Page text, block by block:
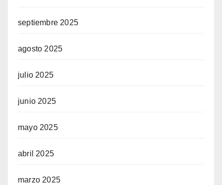
septiembre 2025
agosto 2025
julio 2025
junio 2025
mayo 2025
abril 2025
marzo 2025